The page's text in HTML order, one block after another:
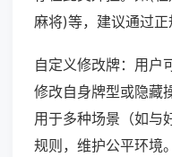
麻将)等，建议通过正
自定义修改牌：用户
修改自身牌型或隐藏
用于多种场景（如与
规则，维护公平环境。